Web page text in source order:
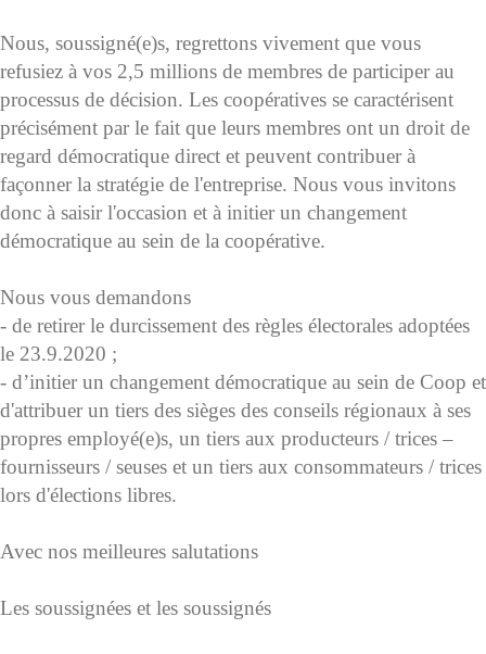
Nous, soussigné(e)s, regrettons vivement que vous
refusiez à vos 2,5 millions de membres de participer au
processus de décision. Les coopératives se caractérisent
précisément par le fait que leurs membres ont un droit de
regard démocratique direct et peuvent contribuer à
façonner la stratégie de l'entreprise. Nous vous invitons
donc à saisir l'occasion et à initier un changement
démocratique au sein de la coopérative.
Nous vous demandons
- de retirer le durcissement des règles électorales adoptées
le 23.9.2020 ;
- d’initier un changement démocratique au sein de Coop et
d'attribuer un tiers des sièges des conseils régionaux à ses
propres employé(e)s, un tiers aux producteurs / trices –
fournisseurs / seuses et un tiers aux consommateurs / trices
lors d'élections libres.
Avec nos meilleures salutations
Les soussignées et les soussignés